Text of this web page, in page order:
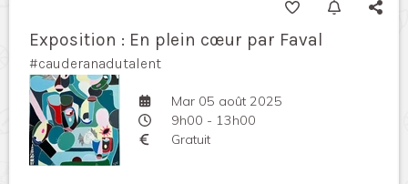
Exposition : En plein cœur par Faval
#cauderanadutalent
Mar 05 août 2025
9h00 - 13h00
Gratuit